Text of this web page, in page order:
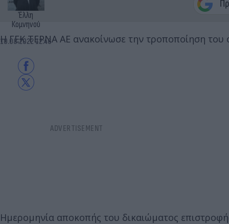
Έλλη
Κομνηνού
10.08.2022 12:46
Η ΓΕΚ ΤΕΡΝΑ ΑΕ ανακοίνωσε την τροποποίηση του
Ημερομηνία αποκοπής του δικαιώματος